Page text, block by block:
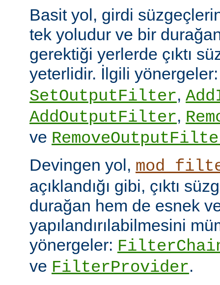
Basit yol, girdi
tek yoludur ve bir
gerektiği yerlerde çıktı
yeterlidir. İlgili
SetOutputFilter,
AddOutputFilter,
ve
Devingen yol,
açıklandığı gibi, çıktı
durağan hem de esnek
yapılandırılabilmesini
yönergeler:
ve FilterProvider.